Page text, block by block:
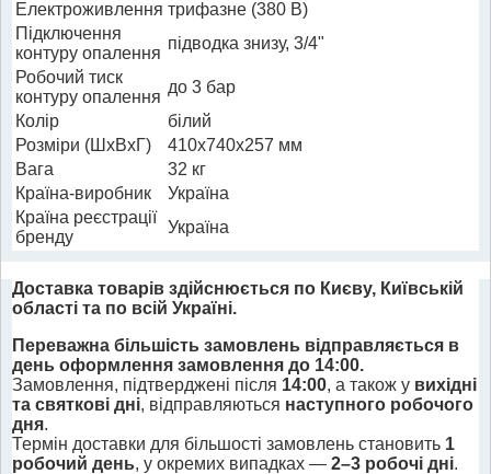
Електроживлення трифазне (380 В)
Підключення
контуру опалення
підводка знизу, 3/4"
Робочий тиск
контуру опалення
до 3 бар
Колір
білий
Розміри (ШхВхГ)
410x740x257 мм
Вага
32 кг
Країна-виробник
Україна
Країна реєстрації
бренду
Україна
Доставка товарів здійснюється по Києву, Київській
області та по всій Україні.
Переважна більшість замовлень відправляється в
день оформлення замовлення до 14:00.
Замовлення, підтверджені після 14:00, а також у вихідні
та святкові дні, відправляються наступного робочого
дня.
Термін доставки для більшості замовлень становить 1
робочий день, у окремих випадках — 2–3 робочі дні.